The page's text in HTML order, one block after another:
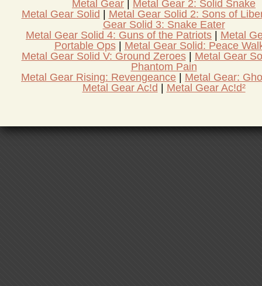
Metal Gear
Metal Gear 2: Solid Snake
Metal Gear Solid
Metal Gear Solid 2: Sons of
Gear Solid 3: Snake Eater
Metal Gear Solid 4: Guns of the Patriots
Metal
Portable Ops
Metal Gear Solid: Peace
Metal Gear Solid V: Ground Zeroes
Metal Gear
Phantom Pain
Metal Gear Rising: Revengeance
Metal Gear:
Metal Gear Ac!d
Metal Gear Ac!d²